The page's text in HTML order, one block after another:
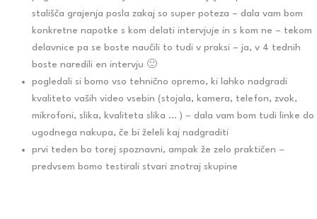
stališča grajenja posla zakaj so super poteza – dala vam bom
konkretne napotke s kom delati intervjuje in s kom ne – tekom
delavnice pa se boste naučili to tudi v praksi – ja, v 4 tednih
boste naredili en intervju 🙂
pogledali si bomo vso tehnično opremo, ki lahko nadgradi
kvaliteto vaših video vsebin (stojala, kamera, telefon, zvok,
mikrofoni, slika, kvaliteta slika … ) – dala vam bom tudi linke do
ugodnega nakupa, če bi želeli kaj nadgraditi
prvi teden bo torej spoznavni, ampak že zelo praktičen –
predvsem bomo testirali stvari znotraj skupine